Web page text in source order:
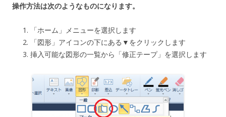
操作方法は次のようなものになります。
「ホーム」メニューを選択します
「図形」アイコンの下にある▼をクリックします
挿入可能な図形の一覧から「修正テープ」を選択します